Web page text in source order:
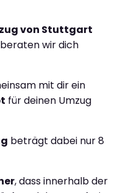
von Stuttgart
wir dich
mit dir ein
für deinen Umzug
beträgt dabei nur 8
, dass innerhalb der